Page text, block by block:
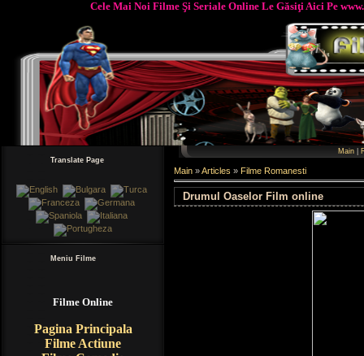
Cele Mai Noi Filme Şi Seriale Online Le Găsiţi Aici Pe
Translate Page
Meniu Filme
Filme Online
Pagina Principala
Filme Actiune
Main
Main »Articles » Filme Romanesti
Drumul Oaselor Film online